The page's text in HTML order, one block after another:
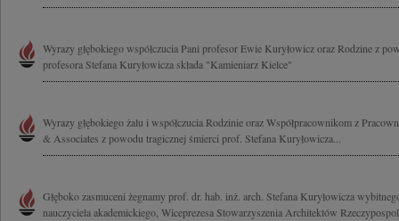
Wyrazy głębokiego współczucia Pani profesor Ewie Kuryłowicz oraz Rodzine z
profesora Stefana Kuryłowicza składa "Kamieniarz Kielce"
Wyrazy głębokiego żalu i współczucia Rodzinie oraz Współpracownikom z
& Associates z powodu tragicznej śmierci prof. Stefana Kuryłowicza...
Głęboko zasmuceni żegnamy prof. dr. hab. inż. arch. Stefana Kuryłowicza
nauczyciela akademickiego, Wiceprezesa Stowarzyszenia Architektów